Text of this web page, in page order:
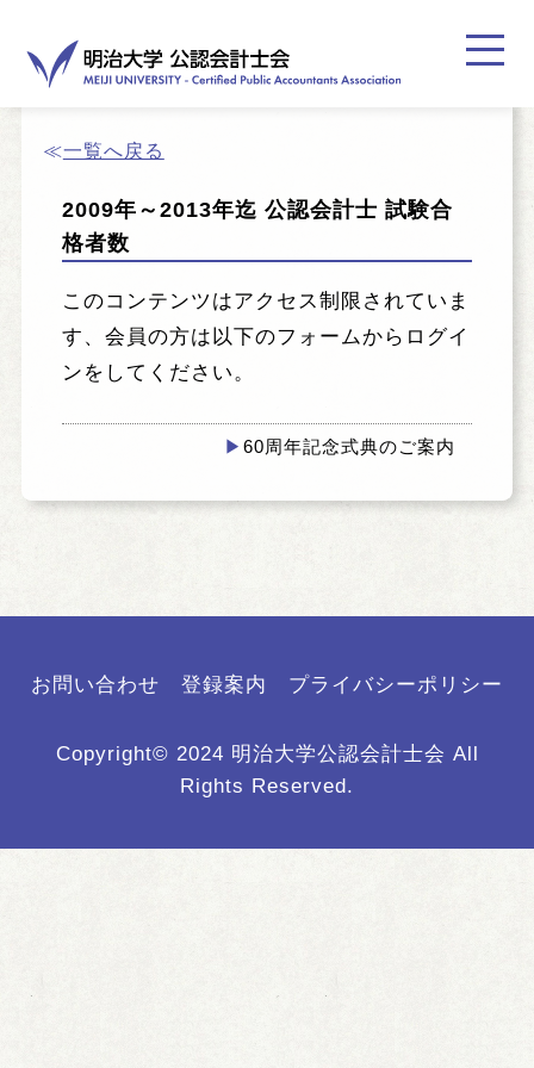
ホーム
お知らせ
お問い合わせ
リンク
≪一覧へ戻る
2009年～2013年迄 公認会計士 試験合
格者数
このコンテンツはアクセス制限されていま
す、会員の方は以下のフォームからログイ
ンをしてください。
60周年記念式典のご案内
お問い合わせ 登録案内 プライバシーポリシー
Copyright© 2024 明治大学公認会計士会 All
Rights Reserved.